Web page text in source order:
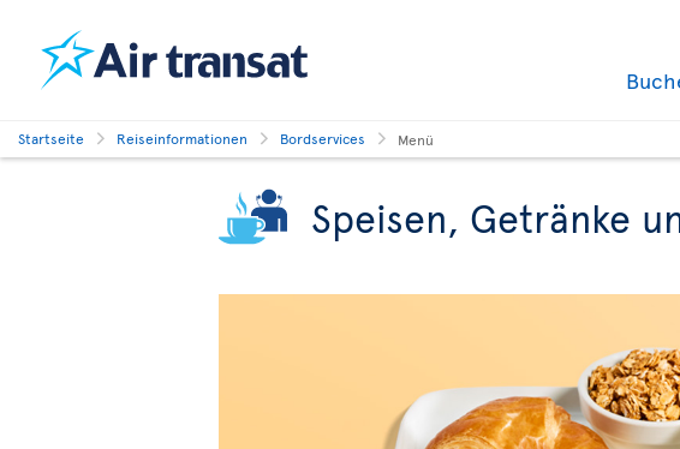
Startseite Reiseinformationen Bordservices Menü
Speisen, Getränke